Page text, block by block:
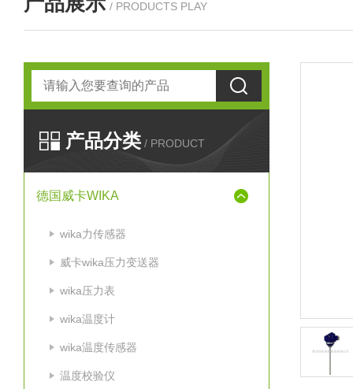
/ PRODUCTS PLAY
产品分类 / PRODUCT
德国威卡WIKA
wika力传感器
威卡wika压力变送器
wika压力表
wika温度计
wika温度传感器
温度校验仪